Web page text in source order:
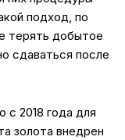
подход, по
терять добытое
сдаваться после
с 2018 года для
золота внедрен